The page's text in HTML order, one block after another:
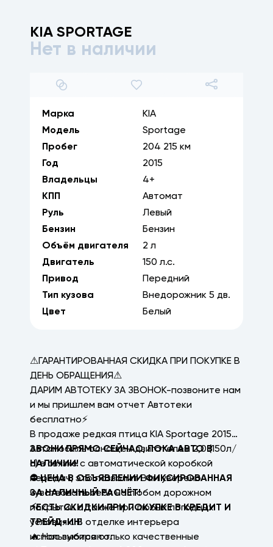
KIA SPORTAGE
Нет в наличии
1/ 27
Марка
KIA
Модель
Sportage
Пробег
204 215 км
Год
2015
Владельцы
4+
КПП
Автомат
Руль
Левый
Бензин
Бензин
Объём двигателя
2 л
Двигатель
150 л.с.
Привод
Передний
Тип кузова
Внедорожник 5 дв.
Цвет
Белый
⚠ГАРАНТИРОВАННАЯ СКИДКА ПРИ ПОКУПКЕ В
ДЕНЬ ОБРАЩЕНИЯ⚠
ДАРИМ АВТОТЕКУ ЗА ЗВОНОК-позвоните нам
и мы пришлем вам отчет Автотеки
бесплатно⚡
В продаже редкая птица KIA Sportage 2015
Автомобиль оснащен двигателем 2,0 (150л/
с) в связке с автоматической коробкой
передач, это позволит Вам уверено
чувствовать себя на любом дорожном
покрытии а также при любых погодных
условиях. В отделке интерьера
используются только качественные
ЗВОНИ ПРЯМО СЕЙЧАС, ПОКА АВТО В
НАЛИЧИИ!
⛔ ЦЕНА В ОБЪЯВЛЕНИИ ФИКСИРОВАННАЯ
ЗА НАЛИЧНЫЙ РАСЧЁТ!
⚡ЕСТЬ СКИДКИ ПРИ ПОКУПКЕ В КРЕДИТ И
ТРЕЙД-ИН!
🔥 Нас выбирают: